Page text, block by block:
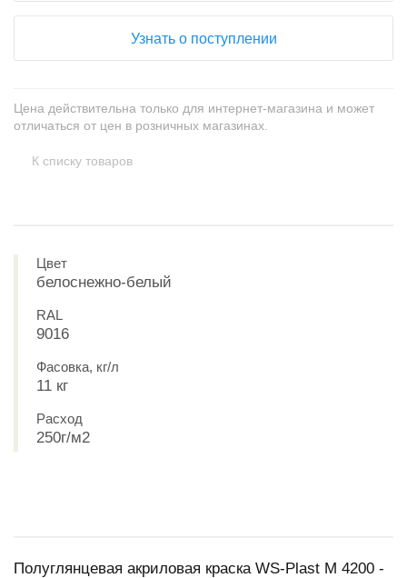
Узнать о поступлении
Цена действительна только для интернет-магазина и может
отличаться от цен в розничных магазинах.
К списку товаров
Цвет
белоснежно-белый
RAL
9016
Фасовка, кг/л
11 кг
Расход
250г/м2
Полуглянцевая акриловая краска WS-Plast M 4200 -